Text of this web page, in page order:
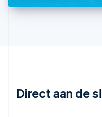
Direct aan de
Litouwen
Mexico
Español English